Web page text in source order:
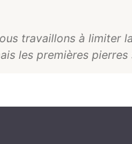
travaillons à limiter
les premières